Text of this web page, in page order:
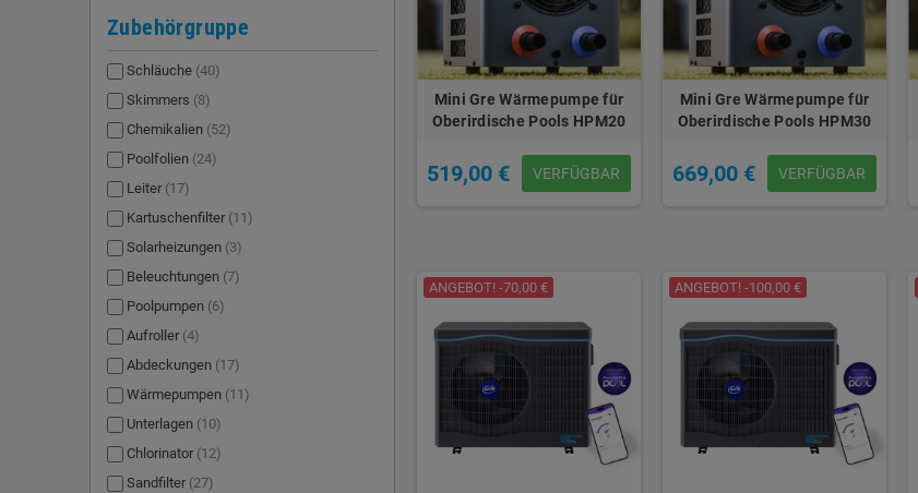
Zubehörgruppe
Schläuche (40)
Skimmers (8)
Chemikalien (52)
Poolfolien (24)
Leiter (17)
Kartuschenfilter (11)
Solarheizungen (3)
Beleuchtungen (7)
Poolpumpen (6)
Aufroller (4)
Abdeckungen (17)
Wärmepumpen (11)
Unterlagen (10)
Chlorinator (12)
Sandfilter (27)
Mini Gre Wärmepumpe für
Oberirdische Pools HPM20
519,00 € VERFÜGBAR
Mini Gre Wärmepumpe für
Oberirdische Pools HPM30
669,00 € VERFÜGBAR
ANGEBOT! -70,00 € ANGEBOT! -100,00 €